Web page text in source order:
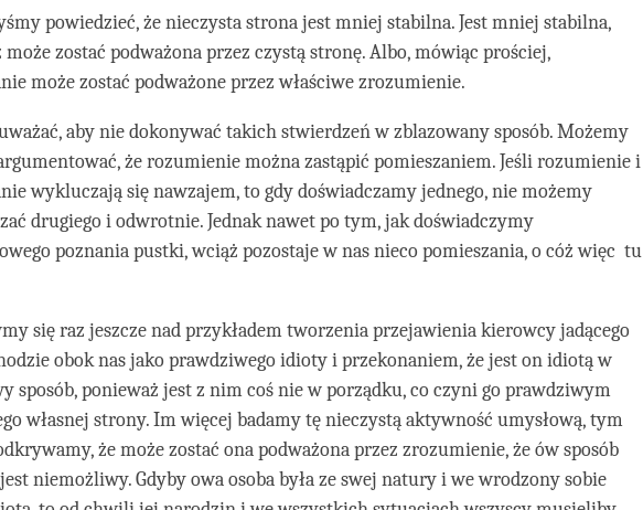
powiedzieć, że nieczysta strona jest mniej stabilna. Jest mniej stabilna,
może zostać podważona przez czystą stronę. Albo, mówiąc prościej,
może zostać podważone przez właściwe zrozumienie.
aby nie dokonywać takich stwierdzeń w zblazowany sposób. Możemy
że rozumienie można zastąpić pomieszaniem. Jeśli rozumienie i
wykluczają się nawzajem, to gdy doświadczamy jednego, nie możemy
drugiego i odwrotnie. Jednak nawet po tym, jak doświadczymy
poznania pustki, wciąż pozostaje w nas nieco pomieszania, o cóż więc tu
się raz jeszcze nad przykładem tworzenia przejawienia kierowcy jadącego
obok nas jako prawdziwego idioty i przekonaniem, że jest on idiotą w
sposób, ponieważ jest z nim coś nie w porządku, co czyni go prawdziwym
własnej strony. Im więcej badamy tę nieczystą aktywność umysłową, tym
że może zostać ona podważona przez zrozumienie, że ów sposób
niemożliwy. Gdyby owa osoba była ze swej natury i we wrodzony sobie